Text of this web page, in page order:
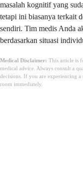
masalah kognitif yang
tetapi ini biasanya terkait
sendiri. Tim medis Anda
berdasarkan situasi
Medical Disclaimer: This article is
medical advice. Always consult a
decisions. If you are experiencing a
room immediately.